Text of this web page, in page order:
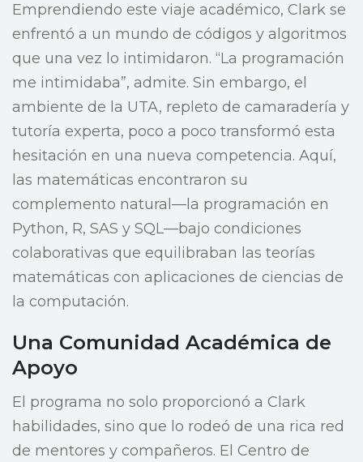
Emprendiendo este viaje académico, Clark se
enfrentó a un mundo de códigos y algoritmos
que una vez lo intimidaron. “La programación
me intimidaba”, admite. Sin embargo, el
ambiente de la UTA, repleto de camaradería y
tutoría experta, poco a poco transformó esta
hesitación en una nueva competencia. Aquí,
las matemáticas encontraron su
complemento natural—la programación en
Python, R, SAS y SQL—bajo condiciones
colaborativas que equilibraban las teorías
matemáticas con aplicaciones de ciencias de
la computación.
Una Comunidad Académica de
Apoyo
El programa no solo proporcionó a Clark
habilidades, sino que lo rodeó de una rica red
de mentores y compañeros. El Centro de